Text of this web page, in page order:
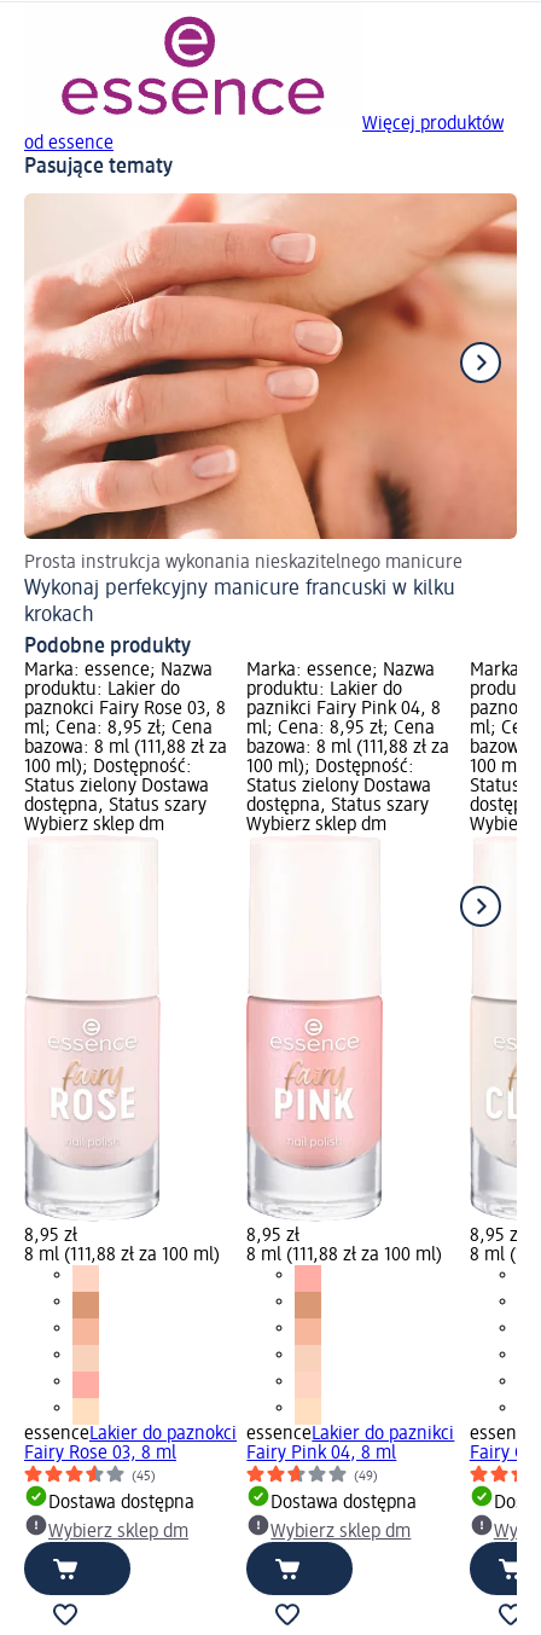
Więcej produktów
od essence
Pasujące tematy
Prosta instrukcja wykonania nieskazitelnego manicure
Wykonaj perfekcyjny manicure francuski w kilku
krokach
Podobne produkty
Marka: essence; Nazwa
produktu: Lakier do
paznokci Fairy Rose 03, 8
ml; Cena: 8,95 zł; Cena
bazowa: 8 ml (111,88 zł za
100 ml); Dostępność:
Status zielony Dostawa
dostępna, Status szary
Wybierz sklep dm
8,95 zł
8 ml (111,88 zł za 100 ml)
essenceLakier do paznokci
Fairy Rose 03, 8 ml
(45)
Dostawa dostępna
Wybierz sklep dm
Marka: essence; Nazwa
produktu: Lakier do
paznikci Fairy Pink 04, 8
ml; Cena: 8,95 zł; Cena
bazowa: 8 ml (111,88 zł za
100 ml); Dostępność:
Status zielony Dostawa
dostępna, Status szary
Wybierz sklep dm
8,95 zł
8 ml (111,88 zł za 100 ml)
essenceLakier do paznikci
Fairy Pink 04, 8 ml
(49)
Dostawa dostępna
Wybierz sklep dm
Marka:
ml;
bazowa:
100 ml);
Status
Wybierz
8,95 zł
8 ml
essence
Fairy